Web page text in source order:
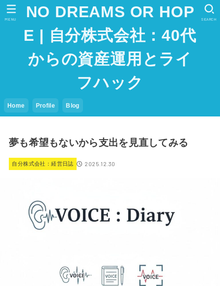
NO DREAMS OR HOP
E | 自分株式会社：40代
からの資産運用とライ
フハック
Home Profile Blog
SEARCH
MENU
夢も希望もないから支出を見直してみる
自分株式会社：経営日誌 2025.12.30